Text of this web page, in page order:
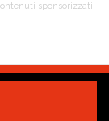
sponsorizzati